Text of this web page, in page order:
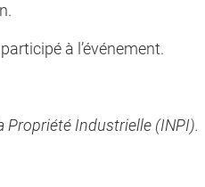
à l’événement.
Propriété Industrielle (INPI).